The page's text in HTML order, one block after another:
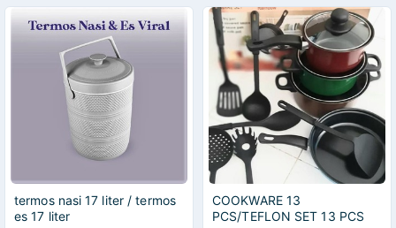
termos nasi 17 liter / termos
es 17 liter
COOKWARE 13
PCS/TEFLON SET 13 PCS